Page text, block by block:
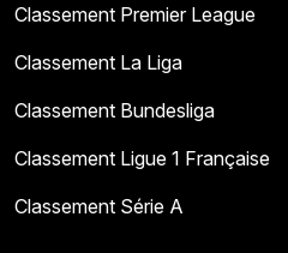
Classement Premier League
Classement La Liga
Classement Bundesliga
Classement Ligue 1 Française
Classement Série A